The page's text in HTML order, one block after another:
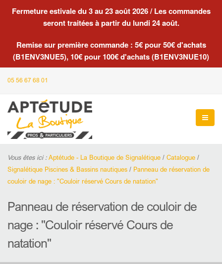
Fermeture estivale du 3 au 23 août 2026 / Les commandes
seront traitées à partir du lundi 24 août.
Remise sur première commande : 5€ pour 50€ d'achats
(B1ENV3NUE5), 10€ pour 100€ d'achats (B1ENV3NUE10)
05 56 67 68 01
Vous êtes ici :Aptétude - La Boutique de Signalétique / Catalogue /
Signalétique Piscines & Bassins nautiques / Panneau de réservation de
couloir de nage : "Couloir réservé Cours de natation"
Panneau de réservation de couloir de
nage : "Couloir réservé Cours de
natation"